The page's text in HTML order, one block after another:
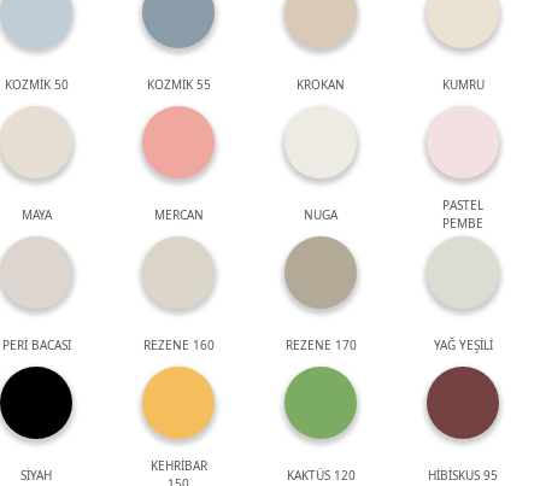
KOZMİK 50 KOZMİK 55 KROKAN KUMRU
MAYA MERCAN NUGA
PASTEL
PEMBE
PERİ BACASI REZENE 160 REZENE 170 YAĞ YEŞİLİ
SİYAH
KEHRİBAR
KAKTÜS 120 HİBİSKUS 95